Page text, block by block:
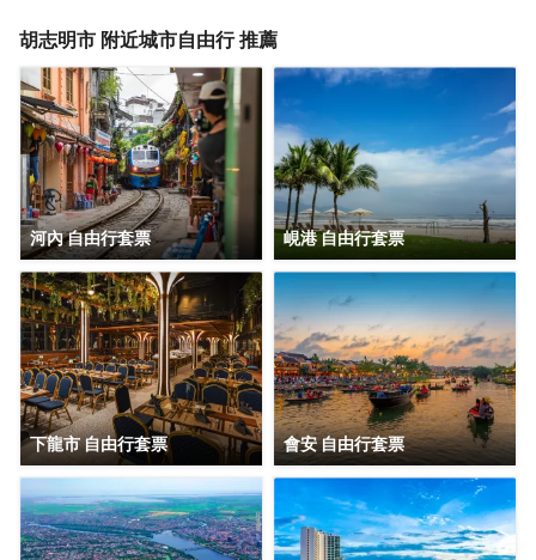
胡志明市 附近城市自由行 推薦
河內 自由行套票 峴港 自由行套票
下龍市 自由行套票 會安 自由行套票